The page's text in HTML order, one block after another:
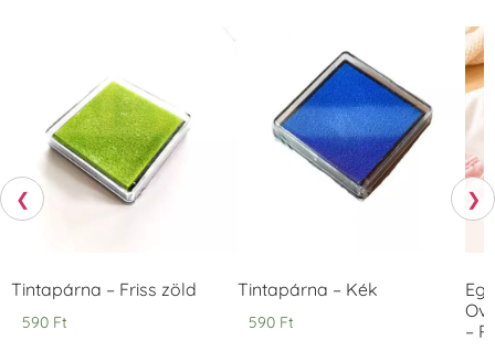
❮
Tintapárna – Friss zöld
590 Ft
Tintapárna – Kék
590 Ft
–
❯